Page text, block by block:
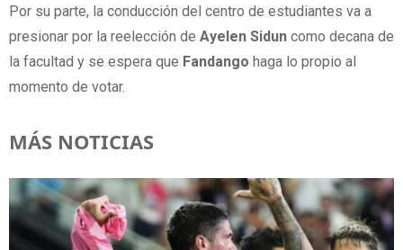
Por su parte, la conducción del centro de estudiantes va a
presionar por la reelección de Ayelen Sidun como decana de
la facultad y se espera que Fandango haga lo propio al
momento de votar.
MÁS NOTICIAS